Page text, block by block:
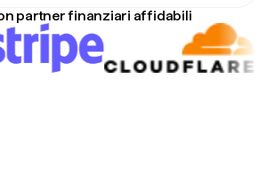
partner finanziari affidabili